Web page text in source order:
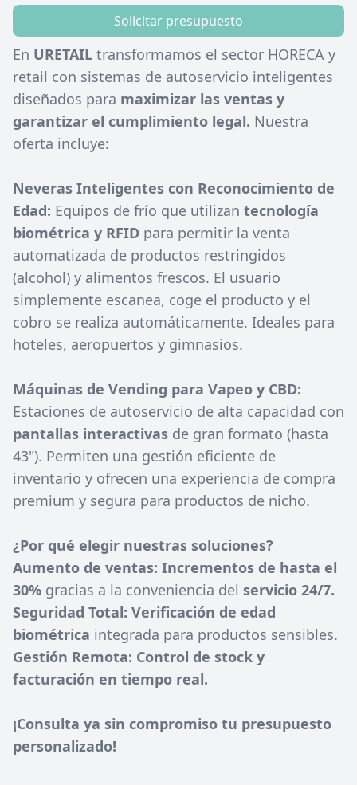
Solicitar presupuesto
En URETAIL transformamos el sector HORECA y
retail con sistemas de autoservicio inteligentes
diseñados para maximizar las ventas y
garantizar el cumplimiento legal. Nuestra
oferta incluye:
Neveras Inteligentes con Reconocimiento de
Edad: Equipos de frío que utilizan tecnología
biométrica y RFID para permitir la venta
automatizada de productos restringidos
(alcohol) y alimentos frescos. El usuario
simplemente escanea, coge el producto y el
cobro se realiza automáticamente. Ideales para
hoteles, aeropuertos y gimnasios.
Máquinas de Vending para Vapeo y CBD:
Estaciones de autoservicio de alta capacidad con
pantallas interactivas de gran formato (hasta
43"). Permiten una gestión eficiente de
inventario y ofrecen una experiencia de compra
premium y segura para productos de nicho.
¿Por qué elegir nuestras soluciones?
Aumento de ventas: Incrementos de hasta el
30% gracias a la conveniencia del servicio 24/7.
Seguridad Total: Verificación de edad
biométrica integrada para productos sensibles.
Gestión Remota: Control de stock y
facturación en tiempo real.
¡Consulta ya sin compromiso tu presupuesto
personalizado!